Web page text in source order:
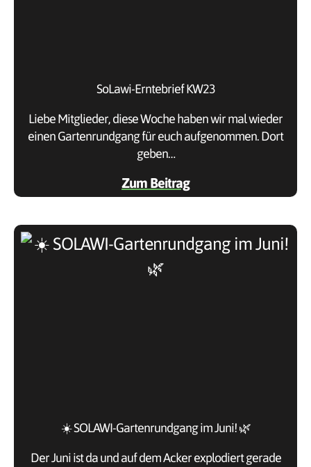
SoLawi-Erntebrief KW23
Liebe Mitglieder, diese Woche haben wir mal wieder
einen Gartenrundgang für euch aufgenommen. Dort
geben…
Zum Beitrag
☀️ SOLAWI-Gartenrundgang im Juni! 🌿
Der Juni ist da und auf dem Acker explodiert gerade